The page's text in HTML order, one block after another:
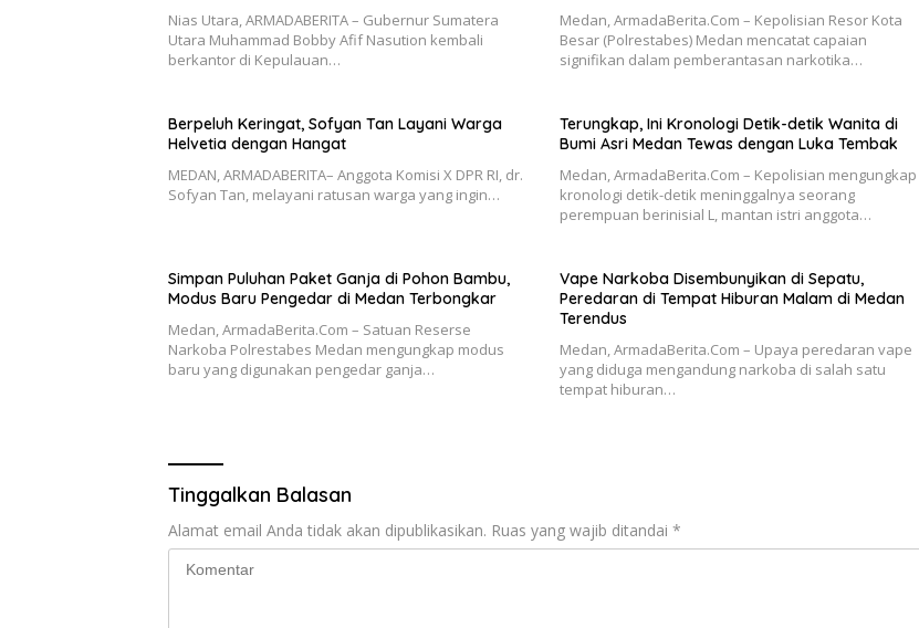
Nias Utara, ARMADABERITA – Gubernur Sumatera
Utara Muhammad Bobby Afif Nasution kembali
berkantor di Kepulauan…
Medan, ArmadaBerita.Com – Kepolisian Resor Kota
Besar (Polrestabes) Medan mencatat capaian
signifikan dalam pemberantasan narkotika…
Berpeluh Keringat, Sofyan Tan Layani Warga
Helvetia dengan Hangat
MEDAN, ARMADABERITA– Anggota Komisi X DPR RI, dr.
Sofyan Tan, melayani ratusan warga yang ingin…
Terungkap, Ini Kronologi Detik-detik Wanita di
Bumi Asri Medan Tewas dengan Luka Tembak
Medan, ArmadaBerita.Com – Kepolisian mengungkap
kronologi detik-detik meninggalnya seorang
perempuan berinisial L, mantan istri anggota…
Simpan Puluhan Paket Ganja di Pohon Bambu,
Modus Baru Pengedar di Medan Terbongkar
Medan, ArmadaBerita.Com – Satuan Reserse
Narkoba Polrestabes Medan mengungkap modus
baru yang digunakan pengedar ganja…
Vape Narkoba Disembunyikan di Sepatu,
Peredaran di Tempat Hiburan Malam di Medan
Terendus
Medan, ArmadaBerita.Com – Upaya peredaran vape
yang diduga mengandung narkoba di salah satu
tempat hiburan…
Tinggalkan Balasan
Alamat email Anda tidak akan dipublikasikan. Ruas yang wajib ditandai *